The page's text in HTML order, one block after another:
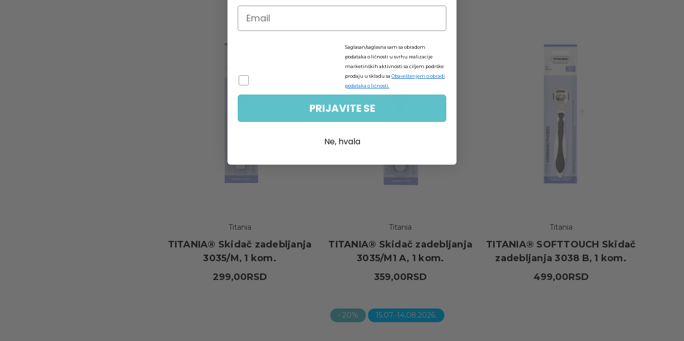
Titania
TITANIA® Skidač zadebljanja
3035/M, 1 kom.
299,00RSD
Titania
TITANIA® Skidač zadebljanja
3035/M1 A, 1 kom.
359,00RSD
Titania
TITANIA® SOFTTOUCH Skidač
zadebljanja 3038 B, 1 kom.
499,00RSD
- 20% 15.07.-14.08.2026.
Saglasan/saglasna sam sa obradom
podataka o ličnosti u svrhu realizacije
marketinških aktivnosti sa ciljem podrške
prodaju u skladu sa Obaveštenjem o obradi
podataka o ličnosti.
PRIJAVITE SE
Ne, hvala